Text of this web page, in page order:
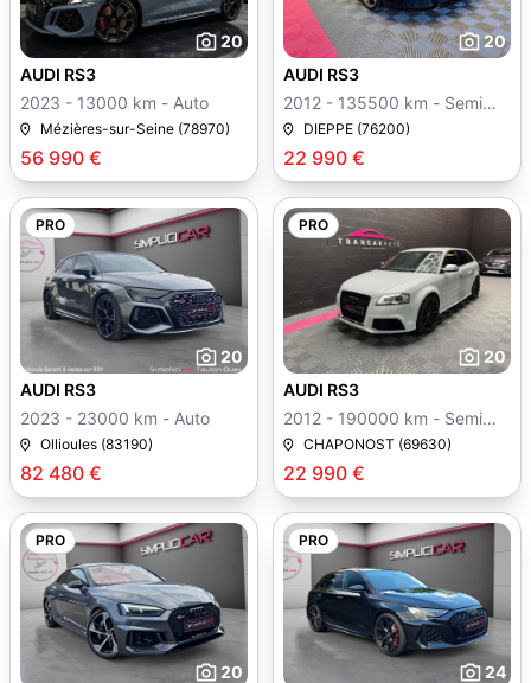
20
56 990 €
AUDI RS3
2023 - 13000 km - Auto
Mézières-sur-Seine (78970)
20
22 990 €
AUDI RS3
2012 - 135500 km - Semi
autoDIEPPE (76200)
PRO
20
82 480 €
AUDI RS3
2023 - 23000 km - Auto
Ollioules (83190)
PRO
20
22 990 €
AUDI RS3
2012 - 190000 km - Semi
autoCHAPONOST (69630)
PRO
20
PRO
24